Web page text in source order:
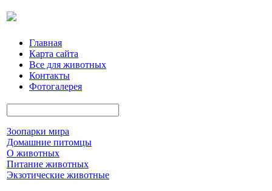
Главная
Карта сайта
Все для животных
Контакты
Фотогалерея
Зоопарки мира
Домашние питомцы
О животных
Питание животных
Экзотические животные